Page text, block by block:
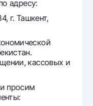
данных
адресу:
г. Ташкент,
кассовых и
просим